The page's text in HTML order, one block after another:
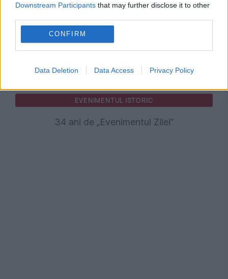
Downstream Participants that may further disclose it to other
CONFIRM
Data Deletion Data Access Privacy Policy
EVENIMENTUL ISTORIC
34 ani de „Evenimentul Zilei”